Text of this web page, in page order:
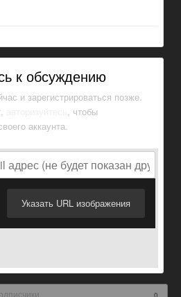
к обсуждению
и зарегистрироваться позже.
, чтобы
аккаунта.
Указать URL изображения
0